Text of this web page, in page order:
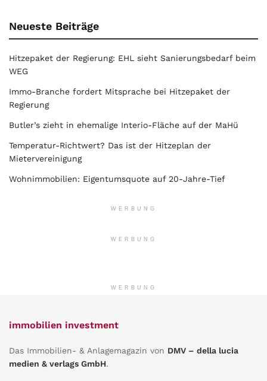
Neueste Beiträge
Hitzepaket der Regierung: EHL sieht Sanierungsbedarf beim
WEG
Immo-Branche fordert Mitsprache bei Hitzepaket der
Regierung
Butler’s zieht in ehemalige Interio-Fläche auf der MaHü
Temperatur-Richtwert? Das ist der Hitzeplan der
Mietervereinigung
Wohnimmobilien: Eigentumsquote auf 20-Jahre-Tief
WERBUNG
WERBUNG
WERBUNG
immobilien investment
Das Immobilien- & Anlagemagazin von DMV – della lucia
medien & verlags GmbH.